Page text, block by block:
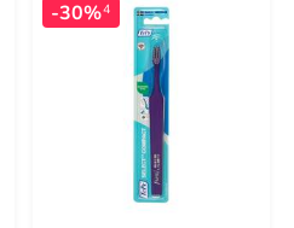
-30%4